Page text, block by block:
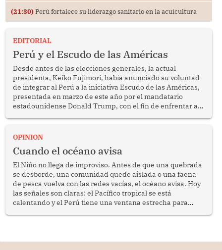
(21:30) Perú fortalece su liderazgo sanitario en la acuicultura
EDITORIAL
Perú y el Escudo de las Américas
Desde antes de las elecciones generales, la actual
presidenta, Keiko Fujimori, había anunciado su voluntad
de integrar al Perú a la iniciativa Escudo de las Américas,
presentada en marzo de este año por el mandatario
estadounidense Donald Trump, con el fin de enfrentar al
OPINION
Cuando el océano avisa
El Niño no llega de improviso. Antes de que una quebrada
se desborde, una comunidad quede aislada o una faena
de pesca vuelva con las redes vacías, el océano avisa. Hoy
las señales son claras: el Pacífico tropical se está
calentando y el Perú tiene una ventana estrecha para